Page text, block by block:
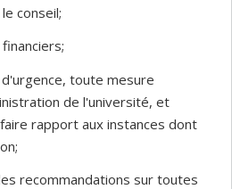
conseil;
toute mesure
de l'université, et
rapport aux instances dont
recommandations sur toutes